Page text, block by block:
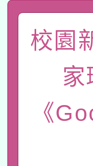
礎課程
「數
有關
薪期
轉知
業技
用水
115
桃園
開 智
本校
校園
家
《